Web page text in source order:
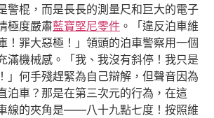
警棍，而是長長的測量尺和巨大的電子
極度嚴肅藍寶堅尼零件 。「違反泊車維
！罪大惡極！」領頭的泊車警察用一個
滿機械感。「我、我沒有斜停！我只是
」何手殘趕緊為自己辯解，但聲音因為
泊車？那是在第三次元的行為，在這
線的夾角是——八十九點七度！按照維